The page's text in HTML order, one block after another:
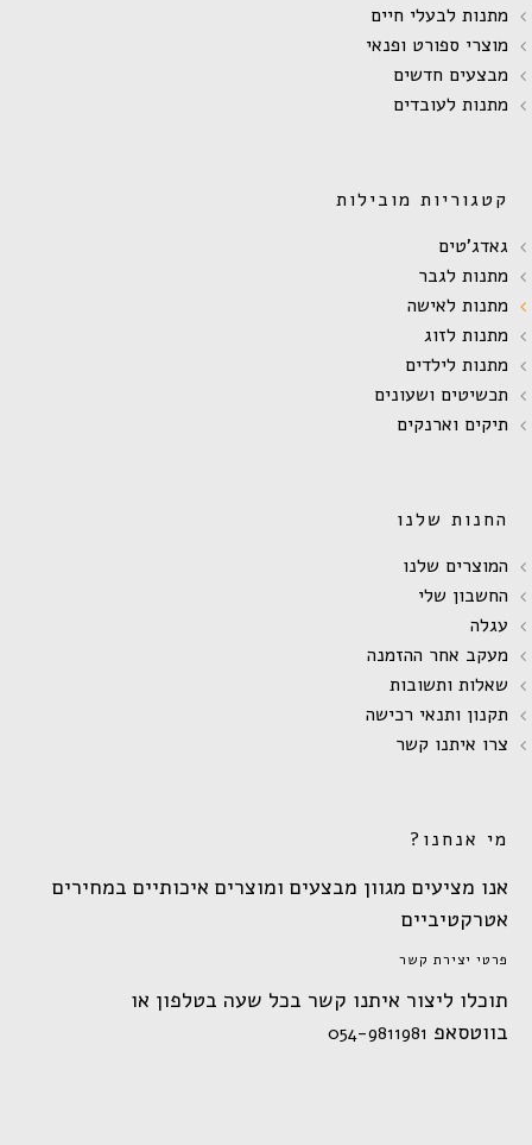
מתנות לבעלי חיים
מוצרי ספורט ופנאי
מבצעים חדשים
מתנות לעובדים
קטגוריות מובילות
גאדג'טים
מתנות לגבר
מתנות לאישה
מתנות לזוג
מתנות לילדים
תכשיטים ושעונים
תיקים וארנקים
החנות שלנו
המוצרים שלנו
החשבון שלי
עגלה
מעקב אחר ההזמנה
שאלות ותשובות
תקנון ותנאי רכישה
צרו איתנו קשר
מי אנחנו?
אנו מציעים מגוון מבצעים ומוצרים איכותיים במחירים
אטרקטיביים
פרטי יצירת קשר
תוכלו ליצור איתנו קשר בכל שעה בטלפון או
בווטסאפ 054-9811981